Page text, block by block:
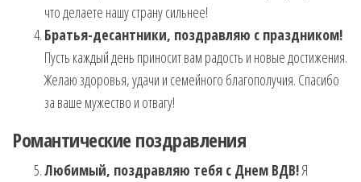
что делаете нашу страну сильнее!
Братья-десантники, поздравляю с праздником!
Пусть каждый день приносит вам радость и новые достижения.
Желаю здоровья, удачи и семейного благополучия. Спасибо
за ваше мужество и отвагу!
Романтические поздравления
Любимый, поздравляю тебя с Днем ВДВ!Я